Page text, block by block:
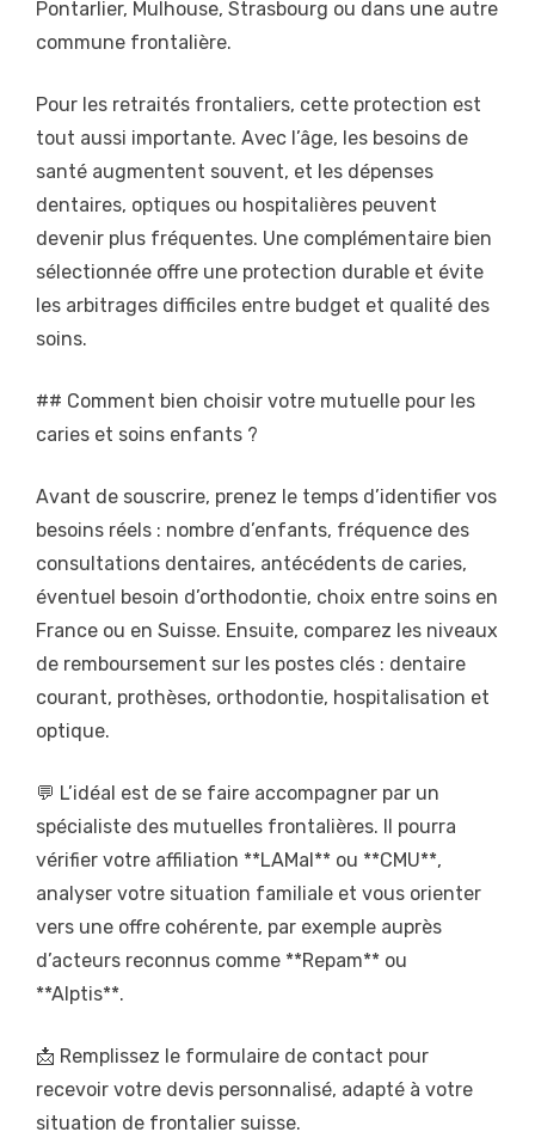
Pontarlier, Mulhouse, Strasbourg ou dans une autre
commune frontalière.
Pour les retraités frontaliers, cette protection est
tout aussi importante. Avec l’âge, les besoins de
santé augmentent souvent, et les dépenses
dentaires, optiques ou hospitalières peuvent
devenir plus fréquentes. Une complémentaire bien
sélectionnée offre une protection durable et évite
les arbitrages difficiles entre budget et qualité des
soins.
## Comment bien choisir votre mutuelle pour les
caries et soins enfants ?
Avant de souscrire, prenez le temps d’identifier vos
besoins réels : nombre d’enfants, fréquence des
consultations dentaires, antécédents de caries,
éventuel besoin d’orthodontie, choix entre soins en
France ou en Suisse. Ensuite, comparez les niveaux
de remboursement sur les postes clés : dentaire
courant, prothèses, orthodontie, hospitalisation et
optique.
💬 L’idéal est de se faire accompagner par un
spécialiste des mutuelles frontalières. Il pourra
vérifier votre affiliation **LAMal** ou **CMU**,
analyser votre situation familiale et vous orienter
vers une offre cohérente, par exemple auprès
d’acteurs reconnus comme **Repam** ou
**Alptis**.
📩 Remplissez le formulaire de contact pour
recevoir votre devis personnalisé, adapté à votre
situation de frontalier suisse.